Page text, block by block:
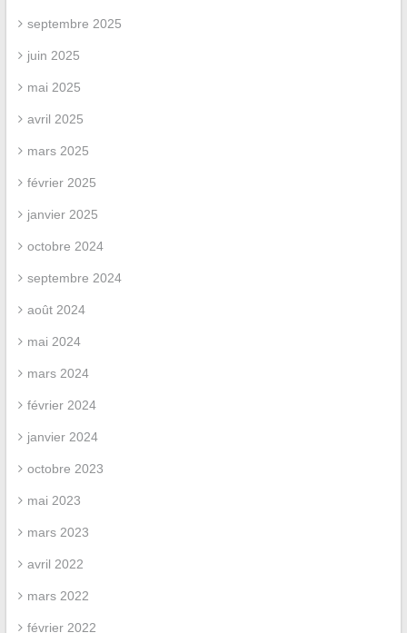
septembre 2025
juin 2025
mai 2025
avril 2025
mars 2025
février 2025
janvier 2025
octobre 2024
septembre 2024
août 2024
mai 2024
mars 2024
février 2024
janvier 2024
octobre 2023
mai 2023
mars 2023
avril 2022
mars 2022
février 2022